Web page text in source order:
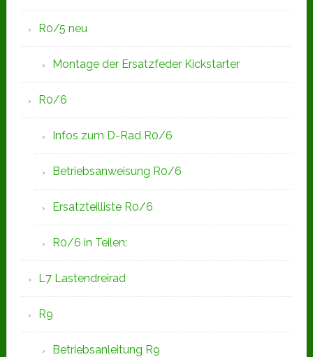
R0/5 neu
Montage der Ersatzfeder Kickstarter
R0/6
Infos zum D-Rad R0/6
Betriebsanweisung R0/6
Ersatzteilliste R0/6
R0/6 in Teilen:
L7 Lastendreirad
R9
Betriebsanleitung R9